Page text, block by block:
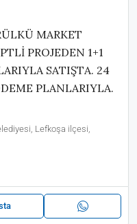
MARKET
PROJEDEN 1+1
SATIŞTA. 24
PLANLARIYLA.
Lefkoşa ilçesi,